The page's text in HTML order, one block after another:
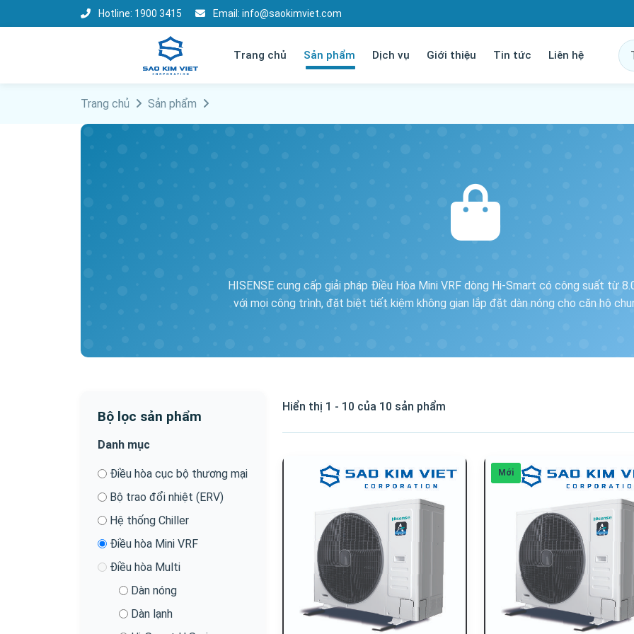
Hotline: 1900 3415 Email: info@saokimviet.com
Trang chủ Sản phẩm Dịch vụ Giới thiệu Tin tức Liên hệ
Trang chủ Sản phẩm
HISENSE cung cấp giải pháp Điều Hòa Mini VRF dòng Hi-Smart có công suất từ
với mọi công trình, đặt biệt tiết kiệm không gian lắp đặt dàn nóng cho căn hộ
Bộ lọc sản phẩm
Danh mục
Điều hòa cục bộ thương mại
Bộ trao đổi nhiệt (ERV)
Hệ thống Chiller
Điều hòa Mini VRF
Điều hòa Multi
Dàn nóng
Dàn lạnh
Hiển thị 1 - 10 của 10 sản phẩm
Mới